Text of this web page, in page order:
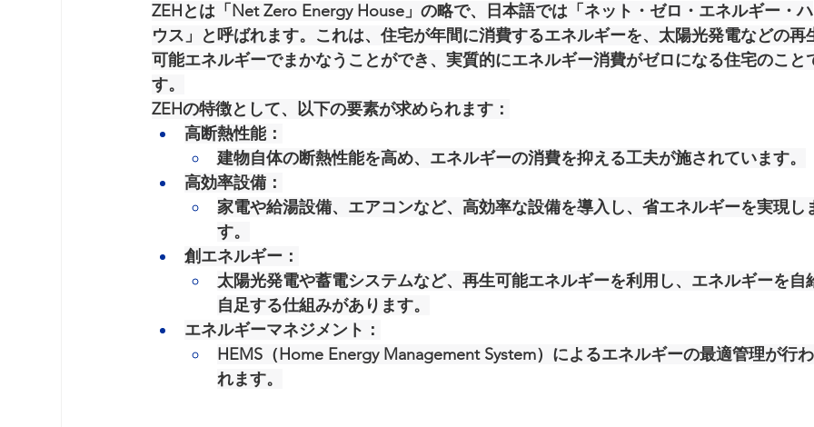
ZEHとは「Net Zero Energy House」の略で、日本語では「ネット・ゼロ・エネルギー・ハ
ウス」と呼ばれます。これは、住宅が年間に消費するエネルギーを、太陽光発電などの再
可能エネルギーでまかなうことができ、実質的にエネルギー消費がゼロになる住宅のこと
す。
ZEHの特徴として、以下の要素が求められます：
高断熱性能 ：
建物自体の断熱性能を高め、エネルギーの消費を抑える工夫が施されています。
高効率設備 ：
家電や給湯設備、エアコンなど、高効率な設備を導入し、省エネルギーを実現し
す。
創エネルギー ：
太陽光発電や蓄電システムなど、再生可能エネルギーを利用し、エネルギーを自
自足する仕組みがあります。
エネルギーマネジメント ：
HEMS（Home Energy Management System）によるエネルギーの最適管理が行わ
れます。